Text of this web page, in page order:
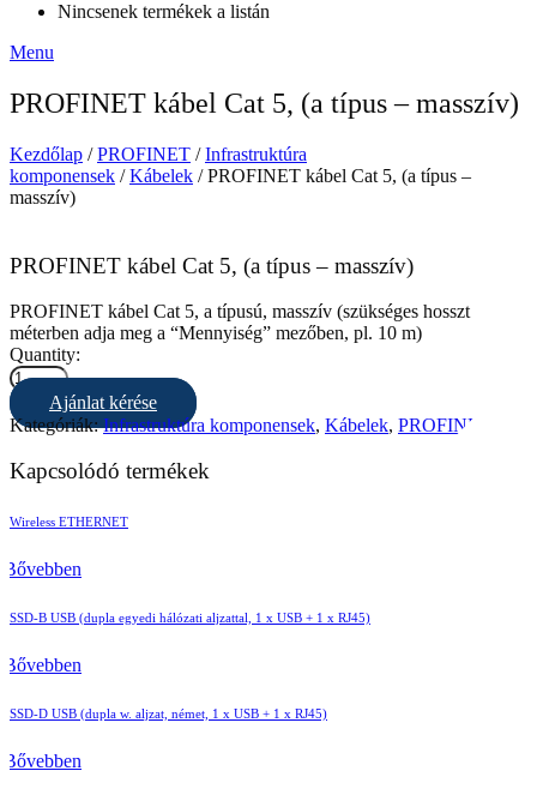
Nincsenek termékek a listán
Menu
PROFINET kábel Cat 5, (a típus – masszív)
Kezdőlap /PROFINET /Infrastruktúra
komponensek /Kábelek / PROFINET kábel Cat 5, (a típus –
masszív)
PROFINET kábel Cat 5, (a típus – masszív)
PROFINET kábel Cat 5, a típusú, masszív (szükséges hosszt
méterben adja meg a “Mennyiség” mezőben, pl. 10 m)
Quantity:
Ajánlat kérése
Kategóriák: Infrastruktúra komponensek, Kábelek, PROFINET
Kapcsolódó termékek
Wireless ETHERNET
Bővebben
SSD-B USB (dupla egyedi hálózati aljzattal, 1 x USB + 1 x RJ45)
Bővebben
SSD-D USB (dupla w. aljzat, német, 1 x USB + 1 x RJ45)
Bővebben